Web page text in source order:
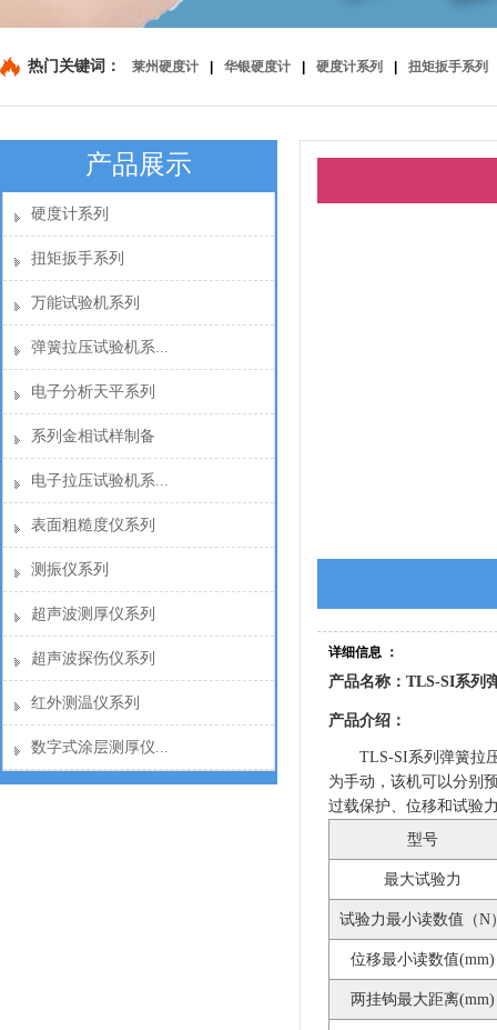
热门关键词： 莱州硬度计 华银硬度计 硬度计系列 扭矩扳手系列
产品展示
硬度计系列
扭矩扳手系列
万能试验机系列
弹簧拉压试验机系...
电子分析天平系列
系列金相试样制备
电子拉压试验机系...
表面粗糙度仪系列
测振仪系列
超声波测厚仪系列
超声波探伤仪系列
红外测温仪系列
数字式涂层测厚仪...
详细信息 ：
产品名称：TLS-SI系列
产品介绍：
TLS-SI系列弹簧拉
为手动，该机可以分别
过载保护、位移和试验
型号
最大试验力
试验力最小读数值（N
位移最小读数值(mm)
两挂钩最大距离(mm)